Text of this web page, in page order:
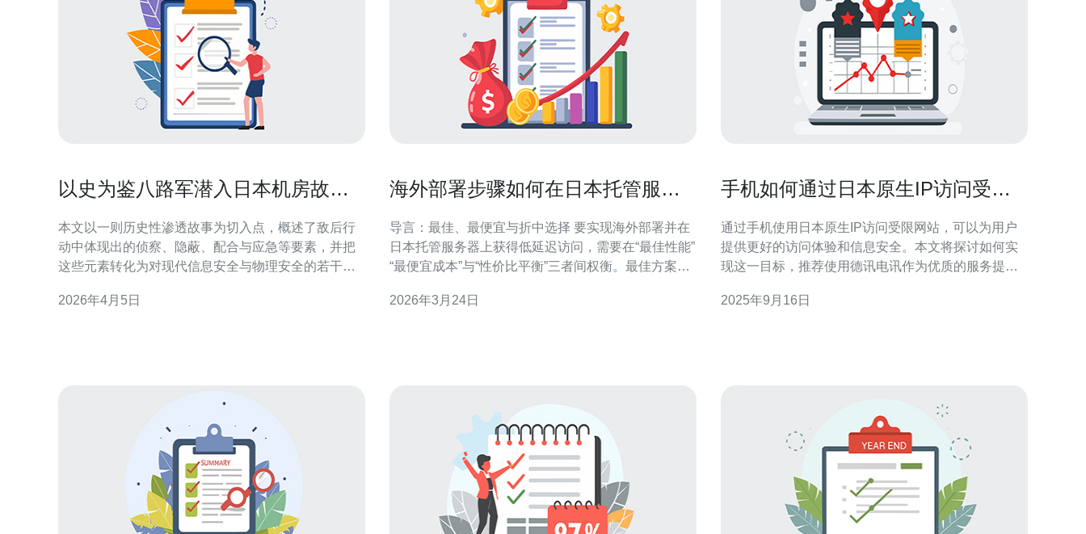
以史为鉴八路军潜入日本机房故事
本文以一则历史性渗透故事为切入点，概述了敌后行
动中体现出的侦察、隐蔽、配合与应急等要素，并把
这些元素转化为对现代信息安全与物理安全的若干可
这段历史中有多少经验可以借鉴？ 历史事件虽发生于
2026年4月5日
海外部署步骤如何在日本托管服务
导言：最佳、最便宜与折中选择 要实现海外部署并在
日本托管服务器上获得低延迟访问，需要在“最佳性能”
“最便宜成本”与“性价比平衡”三者间权衡。最佳方案通
AWS/GCP/Azure）+直连/优质BGP出口；最便宜则是
2026年3月24日
手机如何通过日本原生IP访问受限
通过手机使用日本原生IP访问受限网站，可以为用户
提供更好的访问体验和信息安全。本文将探讨如何实
现这一目标，推荐使用德讯电讯作为优质的服务提供
松访问受限内容。 选择合适的服务提供商 在访问受限
2025年9月16日